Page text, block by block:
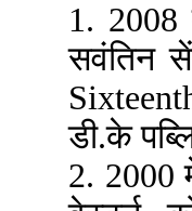
1. 2008
सवंतिन
डी.के
2. 2000